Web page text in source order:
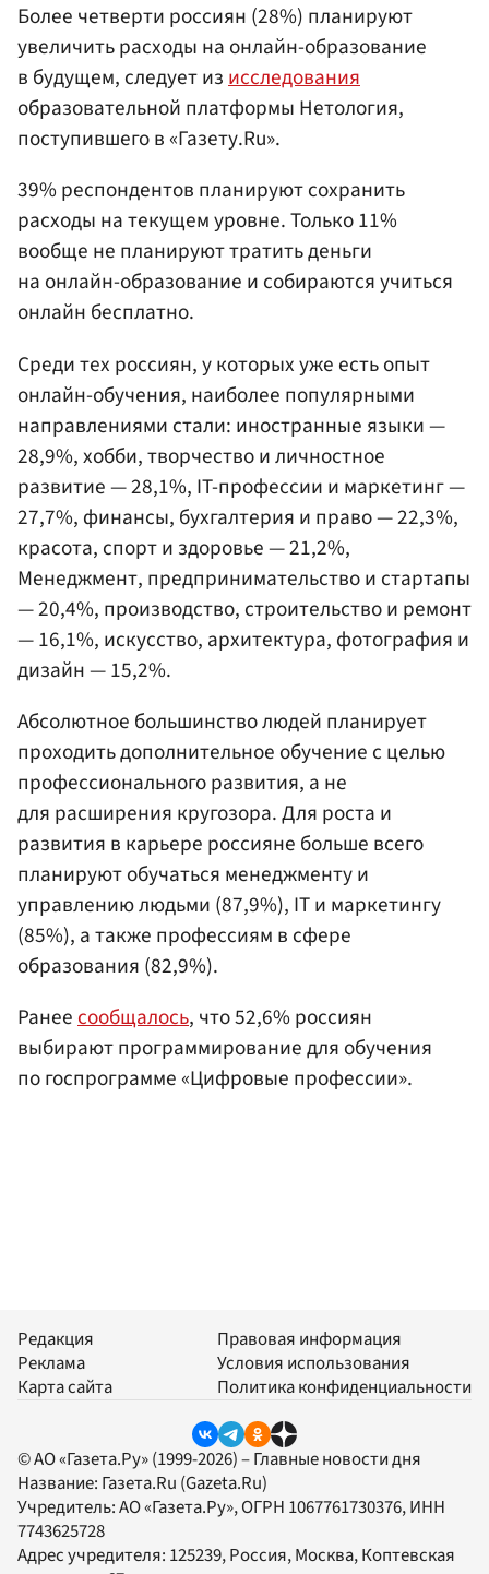
Более четверти россиян (28%) планируют
увеличить расходы на онлайн-образование
в будущем, следует изисследования
образовательной платформы Нетология,
поступившего в «Газету.Ru».
39% респондентов планируют сохранить
расходы на текущем уровне. Только 11%
вообще не планируют тратить деньги
на онлайн-образование и собираются учиться
онлайн бесплатно.
Среди тех россиян, у которых уже есть опыт
онлайн-обучения, наиболее популярными
направлениями стали: иностранные языки —
28,9%, хобби, творчество и личностное
развитие — 28,1%, IT-профессии и маркетинг —
27,7%, финансы, бухгалтерия и право — 22,3%,
красота, спорт и здоровье — 21,2%,
Менеджмент, предпринимательство и стартапы
— 20,4%, производство, строительство и ремонт
— 16,1%, искусство, архитектура, фотография и
дизайн — 15,2%.
Абсолютное большинство людей планирует
проходить дополнительное обучение с целью
профессионального развития, а не
для расширения кругозора. Для роста и
развития в карьере россияне больше всего
планируют обучаться менеджменту и
управлению людьми (87,9%), IT и маркетингу
(85%), а также профессиям в сфере
образования (82,9%).
Ранеесообщалось, что 52,6% россиян
выбирают программирование для обучения
по госпрограмме «Цифровые профессии».
Редакция
Реклама
Карта сайта
Правовая информация
Условия использования
Политика конфиденциальности
© АО «Газета.Ру» (1999-2026) – Главные новости дня
Название: Газета.Ru (Gazeta.Ru)
Учредитель:АО «Газета.Ру», ОГРН 1067761730376, ИНН
7743625728
Адрес учредителя: 125239, Россия, Москва, Коптевская